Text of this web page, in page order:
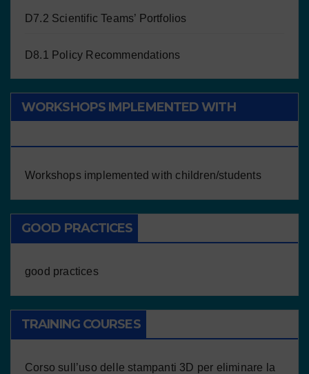
D7.2 Scientific Teams’ Portfolios
D8.1 Policy Recommendations
WORKSHOPS IMPLEMENTED WITH
Workshops implemented with children/students
GOOD PRACTICES
good practices
TRAINING COURSES
Corso sull’uso delle stampanti 3D per eliminare la